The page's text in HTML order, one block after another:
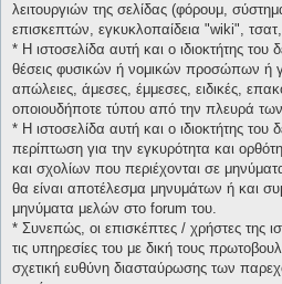
λειτουργιών της σελίδας (φόρουμ,
επισκεπτών, εγκυκλοπαίδεια "wiki",
* H ιστοσελίδα αυτή και ο ιδιοκτήτης του
θέσεις φυσικών ή νομικών προσώπων ή
απώλειες, άμεσες, έμμεσες, ειδικές,
οποιουδήποτε τύπου από την πλευρά
* H ιστοσελίδα αυτή και ο ιδιοκτήτης του
περίπτωση για την εγκυρότητα και
και σχολίων που περιέχονται σε
θα είναι αποτέλεσμα μηνυμάτων ή και
μηνύματα μελών στο forum του.
* Συνεπώς, οι επισκέπτες / χρήστες της
τις υπηρεσίες του με δική τους
σχετική ευθύνη διασταύρωσης των